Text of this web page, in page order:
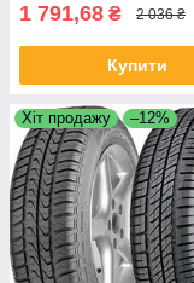
1 791,68 ₴ 2 036 ₴
Купити
Хіт продажу –12%